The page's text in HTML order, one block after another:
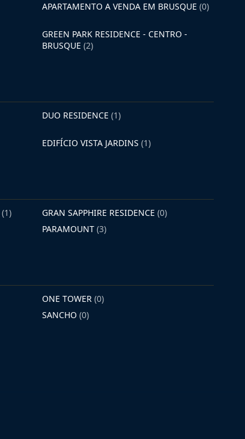
APARTAMENTO A VENDA EM BRUSQUE (0)
GREEN PARK RESIDENCE - CENTRO -
BRUSQUE (2)
DUO RESIDENCE (1)
EDIFÍCIO VISTA JARDINS (1)
(1) GRAN SAPPHIRE RESIDENCE (0)
PARAMOUNT (3)
ONE TOWER (0)
SANCHO (0)